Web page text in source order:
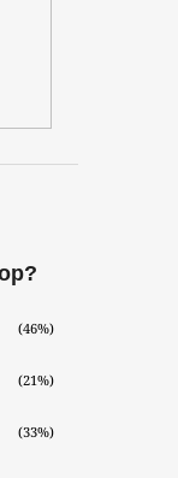
(46%)
(21%)
(33%)